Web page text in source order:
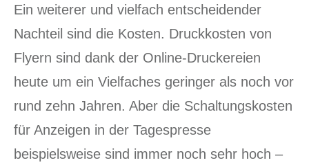
Ein weiterer und vielfach entscheidender
Nachteil sind die Kosten. Druckkosten von
Flyern sind dank der Online-Druckereien
heute um ein Vielfaches geringer als noch vor
rund zehn Jahren. Aber die Schaltungskosten
für Anzeigen in der Tagespresse
beispielsweise sind immer noch sehr hoch –